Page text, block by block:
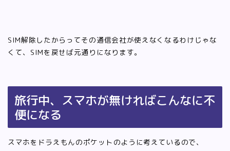
SIM解除したからってその通信会社が使えなくなるわけじゃな
くて、SIMを戻せば元通りになります。
旅行中、スマホが無ければこんなに不
便になる
スマホをドラえもんのポケットのように考えているので、